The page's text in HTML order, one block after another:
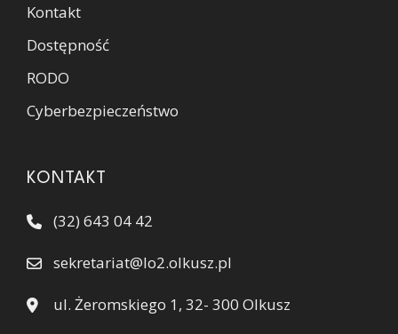
Kontakt
Dostępność
RODO
Cyberbezpieczeństwo
KONTAKT
(32) 643 04 42
sekretariat@lo2.olkusz.pl
ul. Żeromskiego 1, 32- 300 Olkusz